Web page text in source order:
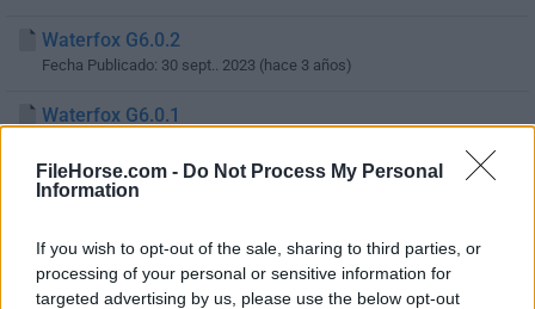
FileHorse.com - Do Not Process My Personal
Information
If you wish to opt-out of the sale, sharing to third parties, or
processing of your personal or sensitive information for
targeted advertising by us, please use the below opt-out
Waterfox G6.0.2
Fecha Publicado: 30 sept.. 2023 (hace 3 años)
Waterfox G6.0.1
Waterfox G6.0
Waterfox G5.1.13
Fecha Publicado: 14 sept.. 2023 (hace 3 años)